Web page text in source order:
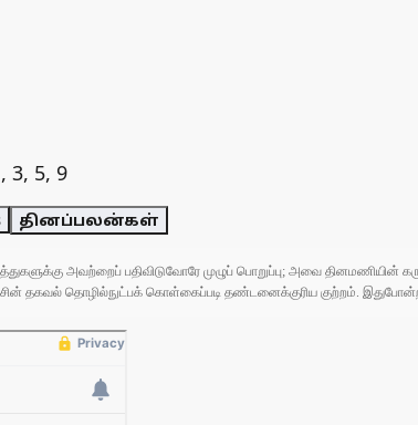
5, 9
தினப்பலன்கள்
அவற்றைப் பதிவிடுவோரே முழுப் பொறுப்பு; அவை தினமணியின்
தகவல் தொழில்நுட்பக் கொள்கைப்படி தண்டனைக்குரிய குற்றம். இதுபோன்ற